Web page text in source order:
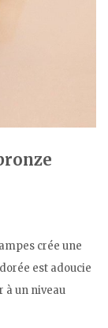
crée une
est adoucie
à un niveau